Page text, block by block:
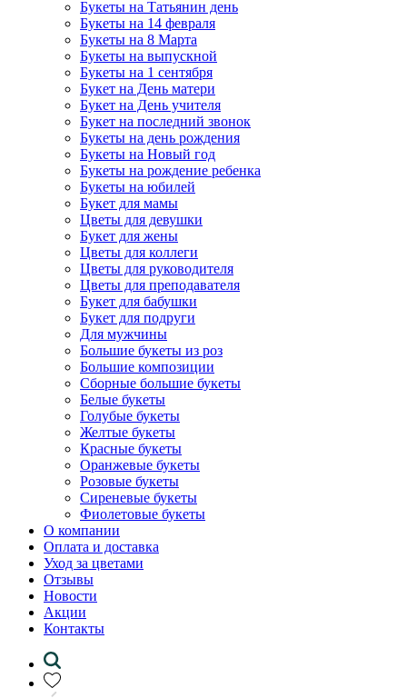
Букеты на Татьянин день
Букеты на 14 февраля
Букеты на 8 Марта
Букеты на выпускной
Букеты на 1 сентября
Букет на День матери
Букет на День учителя
Букет на последний звонок
Букеты на день рождения
Букеты на Новый год
Букеты на рождение ребенка
Букеты на юбилей
Букет для мамы
Цветы для девушки
Букет для жены
Цветы для коллеги
Цветы для руководителя
Цветы для преподавателя
Букет для бабушки
Букет для подруги
Для мужчины
Большие букеты из роз
Большие композиции
Сборные большие букеты
Белые букеты
Голубые букеты
Желтые букеты
Красные букеты
Оранжевые букеты
Розовые букеты
Сиреневые букеты
Фиолетовые букеты
О компании
Оплата и доставка
Уход за цветами
Отзывы
Новости
Акции
Контакты